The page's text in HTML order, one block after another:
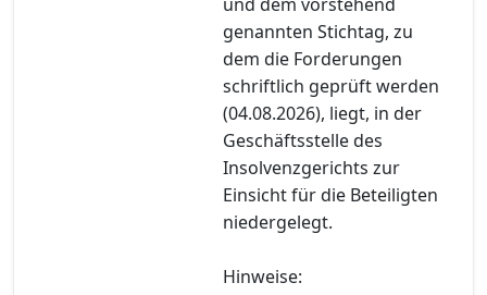
genannten Stichtag, zu
dem die Forderungen
schriftlich geprüft werden
(04.08.2026), liegt, in der
Geschäftsstelle des
Insolvenzgerichts zur
Einsicht für die Beteiligten
niedergelegt.
Hinweise: